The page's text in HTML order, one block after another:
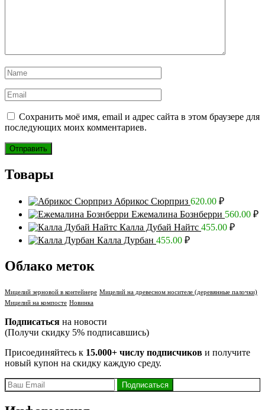
Сохранить моё имя, email и адрес сайта в этом браузере для
последующих моих комментариев.
Товары
Абрикос Сюрприз 620.00 ₽
Ежемалина Бознберри 560.00 ₽
Калла Дубай Найтс 455.00 ₽
Калла Дурбан 455.00 ₽
Облако меток
Мицелий зерновой в контейнере Мицелий на древесном носителе (деревянные палочки)
Мицелий на компосте Новинка
Подписаться на новости
(Получи скидку 5% подписавшись)
Присоединяйтесь к 15.000+ числу подписчиков и получите
новый купон на скидку каждую среду.